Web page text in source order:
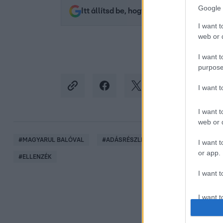
Google
I want
web or
I want
I want
I want
web or
I want
or app.
I want
I want
Itt állítsd be, hogy az RTL.hu az elsők
#MAGYARUL BALÓVAL #ADÁSRÉSZLETEK ELŐZETESEK
#ELLENZÉK